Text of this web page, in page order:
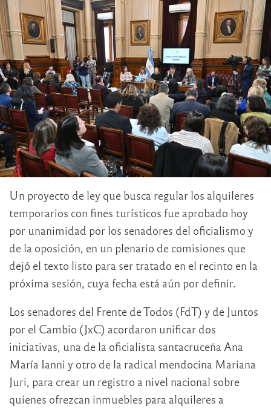
Un proyecto de ley que busca regular los alquileres
temporarios con fines turísticos fue aprobado hoy
por unanimidad por los senadores del oficialismo y
de la oposición, en un plenario de comisiones que
dejó el texto listo para ser tratado en el recinto en la
próxima sesión, cuya fecha está aún por definir.
Los senadores del Frente de Todos (FdT) y de Juntos
por el Cambio (JxC) acordaron unificar dos
iniciativas, una de la oficialista santacruceña Ana
María Ianni y otro de la radical mendocina Mariana
Juri, para crear un registro a nivel nacional sobre
quienes ofrezcan inmuebles para alquileres a